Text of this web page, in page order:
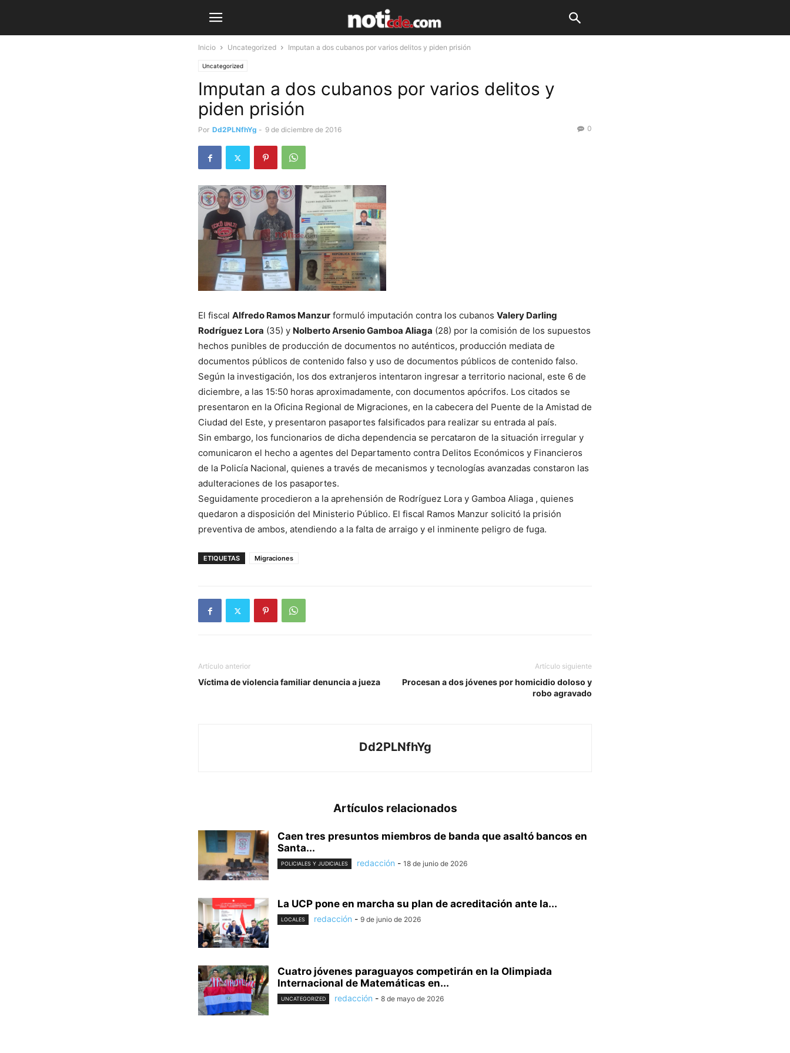
Inicio Uncategorized Imputan a dos cubanos por varios delitos y piden prisión
Uncategorized
Imputan a dos cubanos por varios delitos y
piden prisión
Por Dd2PLNfhYg - 9 de diciembre de 2016 0
El fiscal Alfredo Ramos Manzur formuló imputación contra los cubanos Valery Darling
Rodríguez Lora (35) y Nolberto Arsenio Gamboa Aliaga (28) por la comisión de los supuestos
hechos punibles de producción de documentos no auténticos, producción mediata de
documentos públicos de contenido falso y uso de documentos públicos de contenido falso.
Según la investigación, los dos extranjeros intentaron ingresar a territorio nacional, este 6 de
diciembre, a las 15:50 horas aproximadamente, con documentos apócrifos. Los citados se
presentaron en la Oficina Regional de Migraciones, en la cabecera del Puente de la Amistad de
Ciudad del Este, y presentaron pasaportes falsificados para realizar su entrada al país.
Sin embargo, los funcionarios de dicha dependencia se percataron de la situación irregular y
comunicaron el hecho a agentes del Departamento contra Delitos Económicos y Financieros
de la Policía Nacional, quienes a través de mecanismos y tecnologías avanzadas constaron las
adulteraciones de los pasaportes.
Seguidamente procedieron a la aprehensión de Rodríguez Lora y Gamboa Aliaga , quienes
quedaron a disposición del Ministerio Público. El fiscal Ramos Manzur solicitó la prisión
preventiva de ambos, atendiendo a la falta de arraigo y el inminente peligro de fuga.
ETIQUETAS Migraciones
Artículo anterior
Víctima de violencia familiar denuncia a jueza
Artículo siguiente
Procesan a dos jóvenes por homicidio doloso y
robo agravado
Dd2PLNfhYg
Artículos relacionados
Caen tres presuntos miembros de banda que asaltó bancos en
Santa...
POLICIALES Y JUDICIALES redacción - 18 de junio de 2026
La UCP pone en marcha su plan de acreditación ante la...
LOCALES redacción - 9 de junio de 2026
Cuatro jóvenes paraguayos competirán en la Olimpiada
Internacional de Matemáticas en...
UNCATEGORIZED redacción - 8 de mayo de 2026